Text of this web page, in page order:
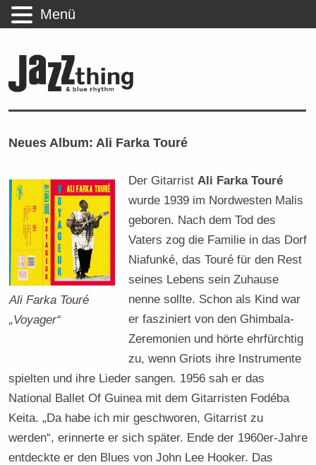
Neues Album: Ali Farka Touré
Ali Farka Touré
„Voyager“
Der Gitarrist Ali Farka Touré
wurde 1939 im Nordwesten Malis
geboren. Nach dem Tod des
Vaters zog die Familie in das Dorf
Niafunké, das Touré für den Rest
seines Lebens sein Zuhause
nenne sollte. Schon als Kind war
er fasziniert von den Ghimbala-
Zeremonien und hörte ehrfürchtig
zu, wenn Griots ihre Instrumente
spielten und ihre Lieder sangen. 1956 sah er das
National Ballet Of Guinea mit dem Gitarristen Fodéba
Keita. „Da habe ich mir geschworen, Gitarrist zu
werden“, erinnerte er sich später. Ende der 1960er-Jahre
entdeckte er den Blues von John Lee Hooker. Das
Menü